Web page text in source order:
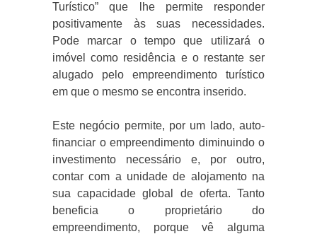
Turístico” que lhe permite responder
positivamente às suas necessidades.
Pode marcar o tempo que utilizará o
imóvel como residência e o restante ser
alugado pelo empreendimento turístico
em que o mesmo se encontra inserido.
Este negócio permite, por um lado, auto-
financiar o empreendimento diminuindo o
investimento necessário e, por outro,
contar com a unidade de alojamento na
sua capacidade global de oferta. Tanto
beneficia o proprietário do
empreendimento, porque vê alguma